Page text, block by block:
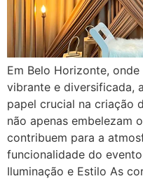
Em Belo Horizonte,
vibrante e diversificada,
papel crucial na criação
não apenas embelezam
contribuem para a
funcionalidade do
Iluminação e Estilo As